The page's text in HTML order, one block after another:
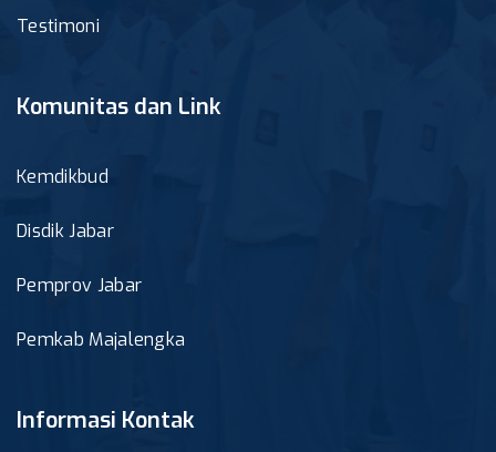
Testimoni
Komunitas dan Link
Kemdikbud
Disdik Jabar
Pemprov Jabar
Pemkab Majalengka
Informasi Kontak